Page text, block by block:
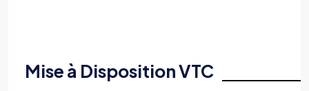
Mise à Disposition VTC